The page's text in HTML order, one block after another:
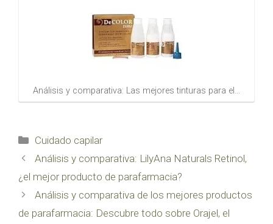
Análisis y comparativa: Las mejores tinturas para el…
Categorías
Cuidado capilar
Análisis y comparativa: LilyAna Naturals Retinol,
¿el mejor producto de parafarmacia?
Análisis y comparativa de los mejores productos
de parafarmacia: Descubre todo sobre Orajel, el